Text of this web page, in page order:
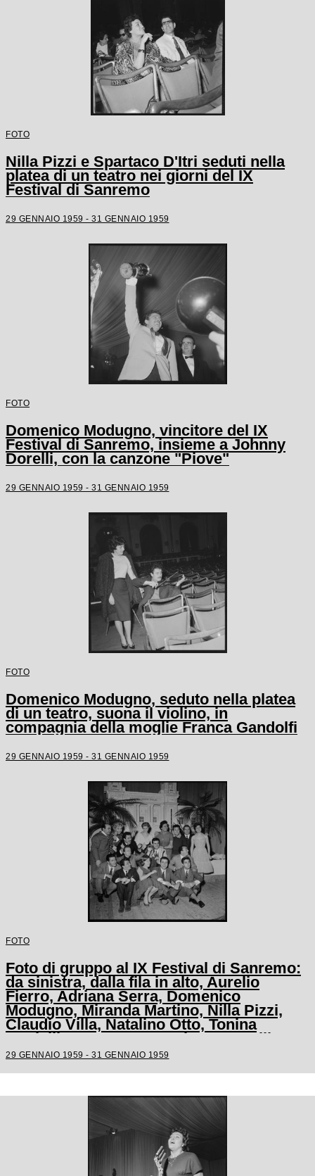
FOTO
Nilla Pizzi e Spartaco D'Itri seduti nella
platea di un teatro nei giorni del IX
Festival di Sanremo
29 GENNAIO 1959 - 31 GENNAIO 1959
FOTO
Domenico Modugno, vincitore del IX
Festival di Sanremo, insieme a Johnny
Dorelli, con la canzone "Piove"
29 GENNAIO 1959 - 31 GENNAIO 1959
FOTO
Domenico Modugno, seduto nella platea
di un teatro, suona il violino, in
compagnia della moglie Franca Gandolfi
29 GENNAIO 1959 - 31 GENNAIO 1959
FOTO
Foto di gruppo al IX Festival di Sanremo:
da sinistra, dalla fila in alto, Aurelio
Fierro, Adriana Serra, Domenico
Modugno, Miranda Martino, Nilla Pizzi,
Claudio Villa, Natalino Otto, Tonina
Torrielli, Arturo Testa, Johnny Dorelli,
Anna D'Amico, Teddy Reno, Gino Latilla,
29 GENNAIO 1959 - 31 GENNAIO 1959